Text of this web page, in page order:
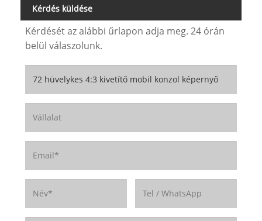
Kérdés küldése
Kérdését az alábbi űrlapon adja meg. 24 órán
belül válaszolunk.